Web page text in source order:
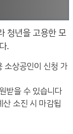
청년을 고용한 모
.
소상공인이 신청 가
받을 수 있습니다
소진 시 마감됩